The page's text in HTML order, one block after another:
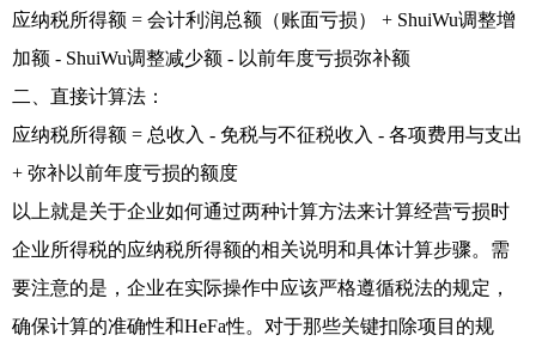
应纳税所得额 = 会计利润总额（账面亏损） + ShuiWu调整增
加额 - ShuiWu调整减少额 - 以前年度亏损弥补额
二、直接计算法：
应纳税所得额 = 总收入 - 免税与不征税收入 - 各项费用与支出
+ 弥补以前年度亏损的额度
以上就是关于企业如何通过两种计算方法来计算经营亏损时
企业所得税的应纳税所得额的相关说明和具体计算步骤。需
要注意的是，企业在实际操作中应该严格遵循税法的规定，
确保计算的准确性和HeFa性。对于那些关键扣除项目的规